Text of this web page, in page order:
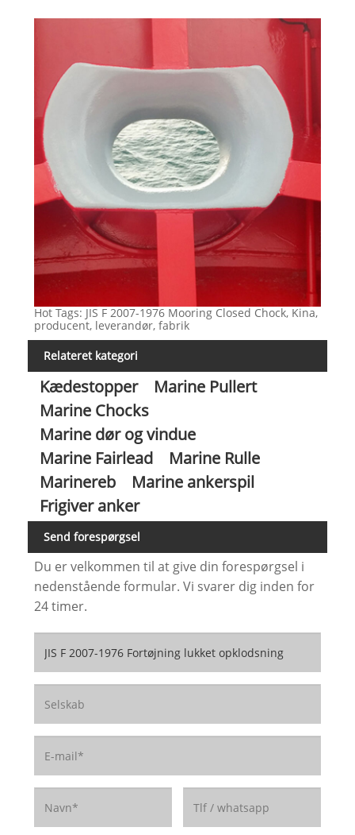
Hot Tags: JIS F 2007-1976 Mooring Closed Chock, Kina,
producent, leverandør, fabrik
Relateret kategori
Kædestopper
Marine Pullert
Marine Chocks
Marine dør og vindue
Marine Fairlead
Marine Rulle
Marinereb
Marine ankerspil
Frigiver anker
Send forespørgsel
Du er velkommen til at give din forespørgsel i
nedenstående formular. Vi svarer dig inden for
24 timer.